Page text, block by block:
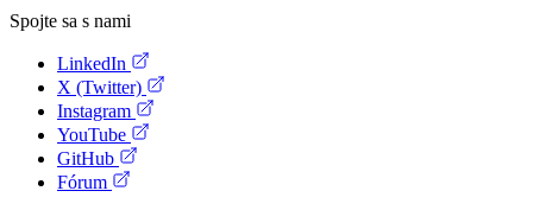
Spojte sa s nami
LinkedIn
X (Twitter)
Instagram
YouTube
GitHub
Fórum